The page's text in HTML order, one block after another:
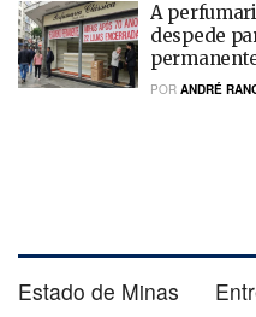
A
despede
POR ANDRÉ
Estado de Minas